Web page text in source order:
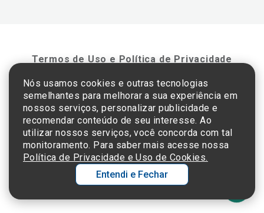
Termos de Uso e Política de Privacidade
©2025 Einstein Hospital Israelita -TODOS OS DIREITOS RESERVADOS
CNPJ: 60.765.823/0001-30 - Endereço: Av. Albert Einstein, 627 - Morumbi - São
Paulo - SP - 05652-000
Nós usamos cookies e outras tecnologias
semelhantes para melhorar a sua experiência em
nossos serviços, personalizar publicidade e
recomendar conteúdo de seu interesse. Ao
utilizar nossos serviços, você concorda com tal
monitoramento. Para saber mais acesse nossa
Política de Privacidade e Uso de Cookies.
Entendi e Fechar